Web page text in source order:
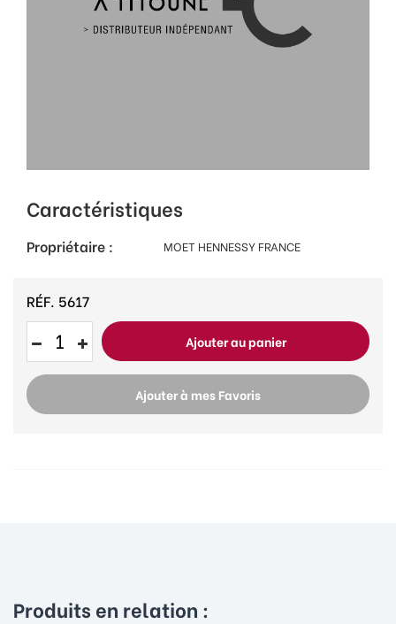
Caractéristiques
Propriétaire : MOET HENNESSY FRANCE
RÉF. 5617
Ajouter au panier
Ajouter à mes Favoris
Produits en relation :